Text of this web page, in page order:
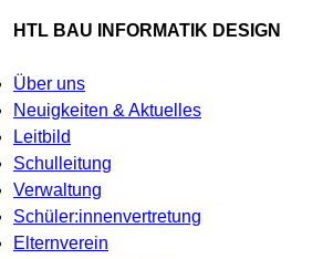
HTL BAU INFORMATIK DESIGN
Über uns
Neuigkeiten & Aktuelles
Leitbild
Schulleitung
Verwaltung
Schüler:innenvertretung
Elternverein